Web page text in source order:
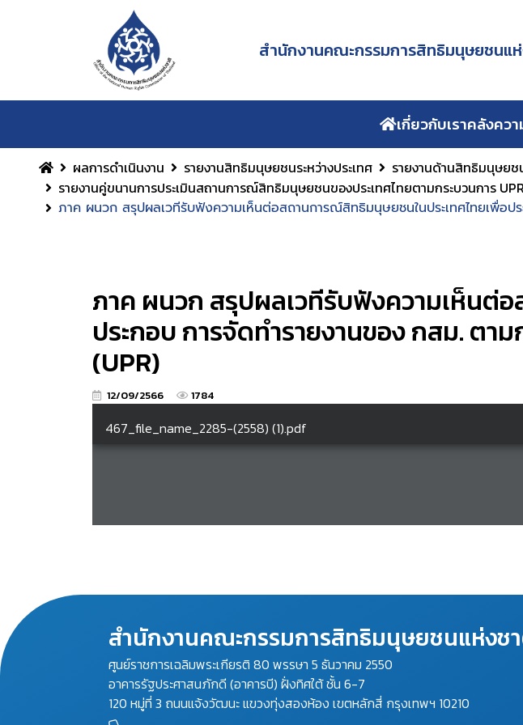
สำนักงานคณะกรรมการสิทธิมนุษยชนแ
เกี่ยวกับเราคลังคว
ผลการดำเนินงาน รายงานสิทธิมนุษยชนระหว่างประเทศ
รายงานด้านสิทธิมนุษยช
รายงานคู่ขนานการประเมินสถานการณ์สิทธิมนุษยชนของประเทศไทยตามกระบวนการ UPR
ภาค ผนวก สรุปผลเวทีรับฟังความเห็นต่อสถานการณ์สิทธิมนุษยชนในประเทศไทยเพื่อ
ภาค ผนวก สรุปผลเวทีรับฟังความเห็นต่
ประกอบ การจัดทำรายงานของ กสม. ตา
(UPR)
12/09/2566 1784
สำนักงานคณะกรรมการสิทธิมนุษยชนแห่งช
ศูนย์ราชการเฉลิมพระเกียรติ 80 พรรษา 5 ธันวาคม 2550
อาคารรัฐประศาสนภักดี (อาคารบี) ฝั่งทิศใต้ ชั้น 6-7
120 หมู่ที่ 3 ถนนแจ้งวัฒนะ แขวงทุ่งสองห้อง เขตหลักสี่ กรุงเทพฯ 10210